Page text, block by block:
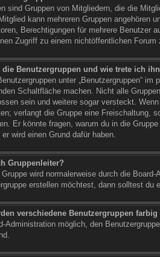
sind Gruppen von Mitgliedern, die die
kann mehreren Gruppen angehören
Berechtigungen für mehrere Benutzer
Zugriff zu einem nichtöffentlichen Forum
Benutzergruppen und wie trete ich
unter „Benutzergruppen“
Schaltfläche machen. Nicht alle
sein und weitere sogar versteckt.
verlangt die Gruppe eine Freischaltung,
Er könnte fragen, warum du in die
wird einen Grund dafür haben.
Gruppenleiter?
Gruppe wird normalerweise durch die
erstellen möchtest, dann solltest du
verschiedene Benutzergruppen
Administration möglich, den